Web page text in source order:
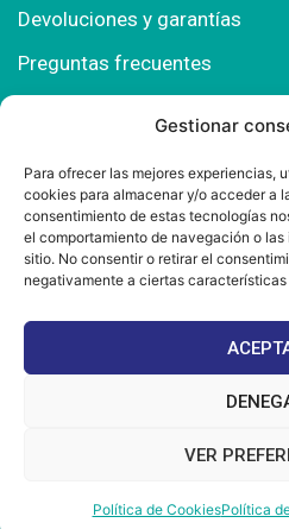
Gestionar
Para ofrecer las mejores experiencias,
cookies para almacenar y/o acceder a
consentimiento de estas tecnologías
el comportamiento de navegación o
sitio. No consentir o retirar el
negativamente a ciertas
VER
Política de CookiesPolítica
Devoluciones y garantías
Preguntas frecuentes
Polígono Comercial Urbisur
Chiclana de la Fra. (Cádiz)
667 457 908
info@mantonesdelsur.com
mantonesdelsur@gmail.com